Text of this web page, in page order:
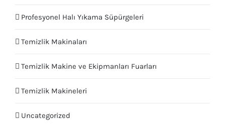
Profesyonel Halı Yıkama Süpürgeleri
Temizlik Makinaları
Temizlik Makine ve Ekipmanları Fuarları
Temizlik Makineleri
Uncategorized